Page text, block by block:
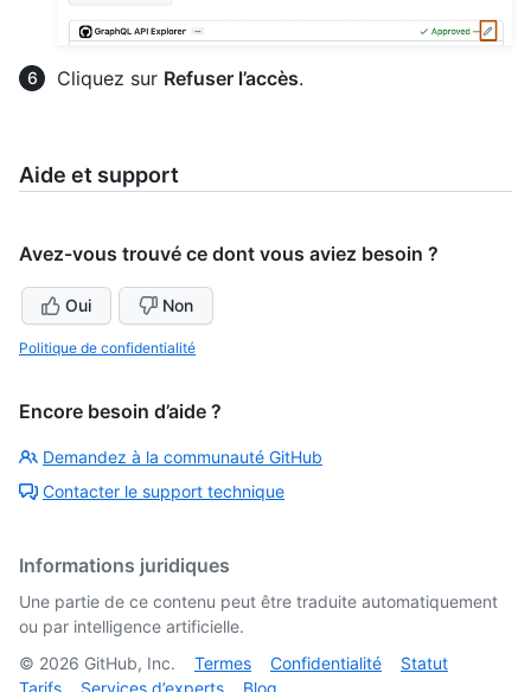
Cliquez sur Refuser l’accès.
Aide et support
Avez-vous trouvé ce dont vous aviez besoin ?
Oui Non
Politique de confidentialité
Encore besoin d’aide ?
Demandez à la communauté GitHub
Contacter le support technique
Informations juridiques
Une partie de ce contenu peut être traduite automatiquement
ou par intelligence artificielle.
© 2026 GitHub, Inc. Termes Confidentialité
Statut